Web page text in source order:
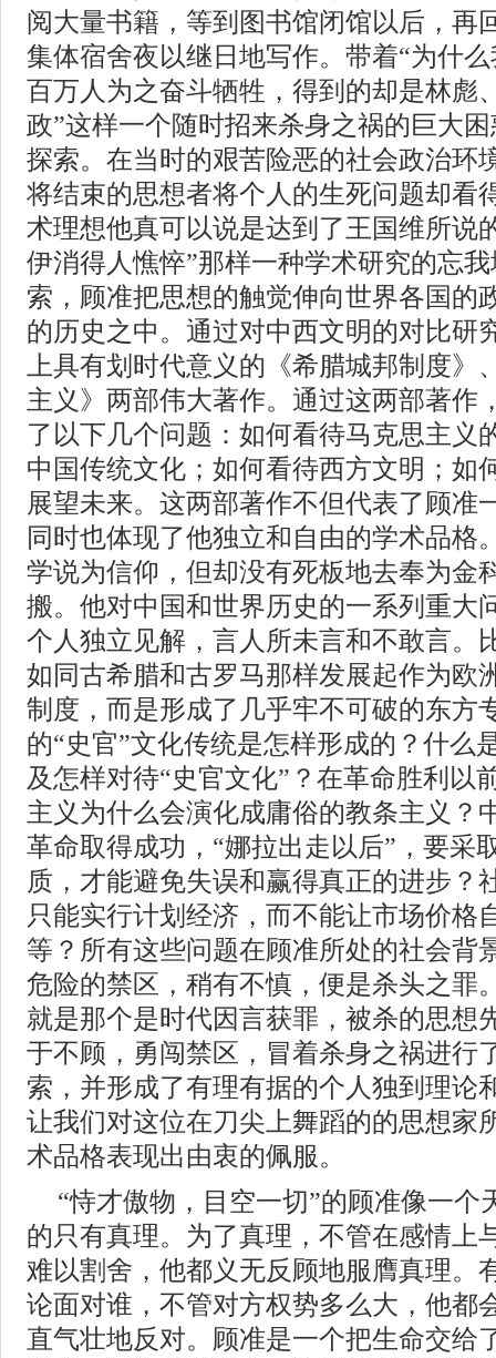
阅大量书籍，等到图书馆闭馆以后，再
集体宿舍夜以继日地写作。带着“为什
百万人为之奋斗牺牲，得到的却是林彪
政”这样一个随时招来杀身之祸的巨大
探索。在当时的艰苦险恶的社会政治环
将结束的思想者将个人的生死问题却看
术理想他真可以说是达到了王国维所说
伊消得人憔悴”那样一种学术研究的忘
索，顾准把思想的触觉伸向世界各国的
的历史之中。通过对中西文明的对比研
上具有划时代意义的《希腊城邦制度》
主义》两部伟大著作。通过这两部著作
了以下几个问题：如何看待马克思主义
中国传统文化；如何看待西方文明；如
展望未来。这两部著作不但代表了顾准
同时也体现了他独立和自由的学术品格
学说为信仰，但却没有死板地去奉为金
搬。他对中国和世界历史的一系列重大
个人独立见解，言人所未言和不敢言。
如同古希腊和古罗马那样发展起作为欧
制度，而是形成了几乎牢不可破的东方
的“史官”文化传统是怎样形成的？什么
及怎样对待“史官文化”？在革命胜利以
主义为什么会演化成庸俗的教条主义？
革命取得成功，“娜拉出走以后”，要采
质，才能避免失误和赢得真正的进步？
只能实行计划经济，而不能让市场价格
等？所有这些问题在顾准所处的社会背
危险的禁区，稍有不慎，便是杀头之罪
就是那个是时代因言获罪，被杀的思想
于不顾，勇闯禁区，冒着杀身之祸进行
索，并形成了有理有据的个人独到理论
让我们对这位在刀尖上舞蹈的的思想家
术品格表现出由衷的佩服。
“恃才傲物，目空一切”的顾准像一个
的只有真理。为了真理，不管在感情上
难以割舍，他都义无反顾地服膺真理。
论面对谁，不管对方权势多么大，他都
直气壮地反对。顾准是一个把生命交给